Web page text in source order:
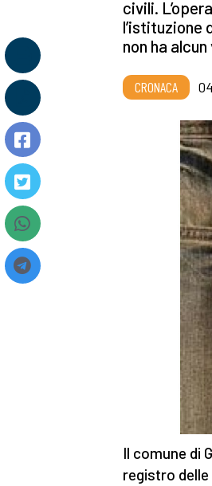
civili.
l’istituzione
non ha
CRONACA
Il comune di
registro delle